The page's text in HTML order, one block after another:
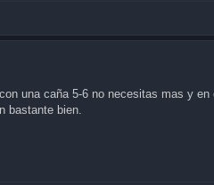
una caña 5-6 no necesitas mas y
bastante bien.